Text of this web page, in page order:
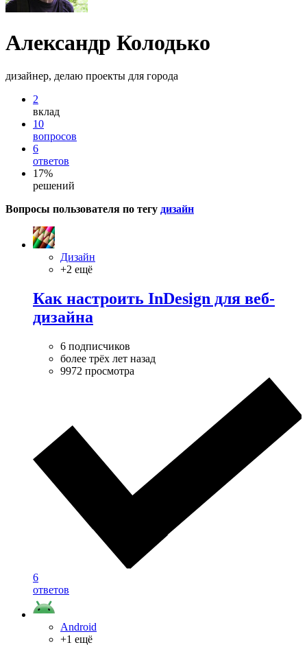
Александр Колодько
дизайнер, делаю проекты для города
2
вклад
10
вопросов
6
ответов
17%
решений
Вопросы пользователя по тегу дизайн
Дизайн
+2 ещё
Как настроить InDesign для веб-
дизайна
6 подписчиков
более трёх лет назад
9972 просмотра
6
ответов
Android
+1 ещё